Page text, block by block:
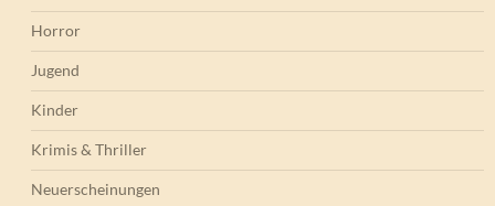
Horror
Jugend
Kinder
Krimis & Thriller
Neuerscheinungen